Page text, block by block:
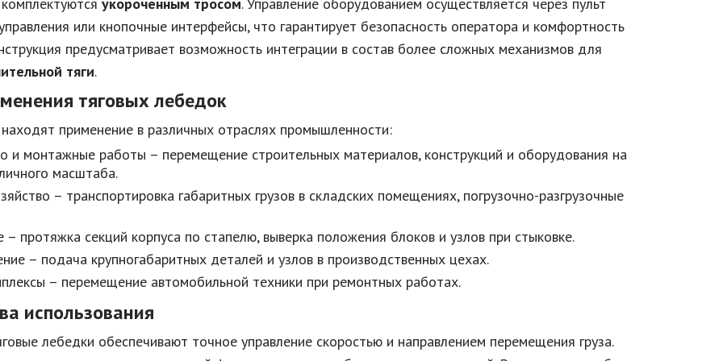
или кнопочные интерфейсы, что гарантирует безопасность оператора и комфортность
предусматривает возможность интеграции в состав более сложных механизмов для
тяги.
тяговых лебедок
применение в различных отраслях промышленности:
и монтажные работы – перемещение строительных материалов, конструкций и оборудования на
масштаба.
– транспортировка габаритных грузов в складских помещениях, погрузочно-разгрузочные
– протяжка секций корпуса по стапелю, выверка положения блоков и узлов при стыковке.
– подача крупногабаритных деталей и узлов в производственных цехах.
– перемещение автомобильной техники при ремонтных работах.
использования
лебедки обеспечивают точное управление скоростью и направлением перемещения груза.